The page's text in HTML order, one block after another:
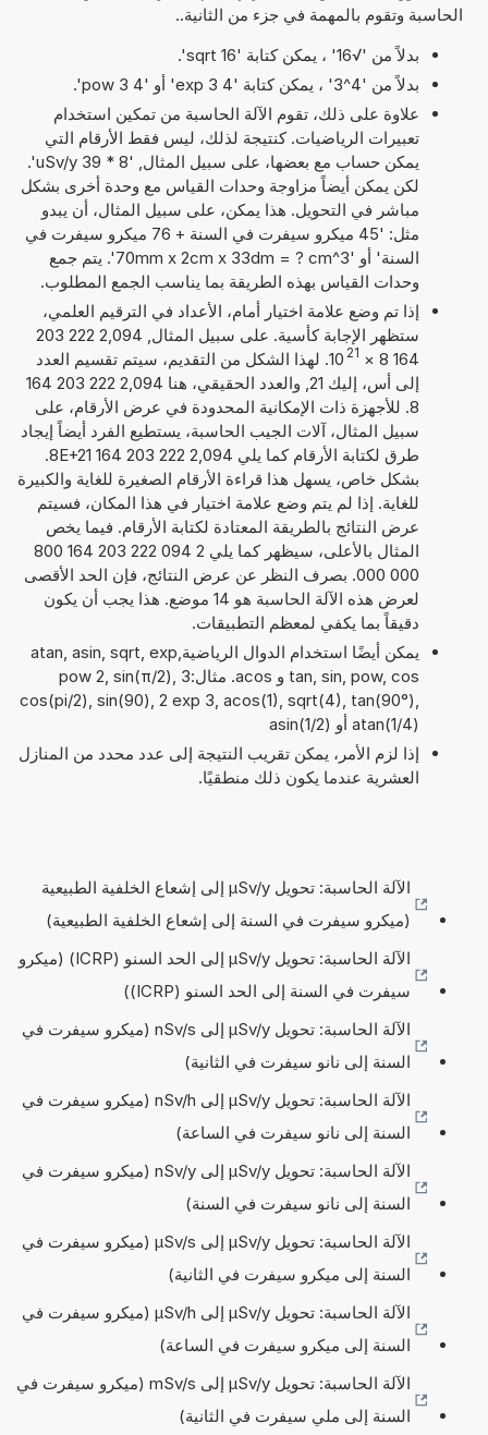
الحاسبة وتقوم بالمهمة في جزء من الثانية..
بدلاً من '√16' ، يمكن كتابة 'sqrt 16'.
بدلاً من '4^3' ، يمكن كتابة '4 exp 3' أو '4 pow 3'.
علاوة على ذلك، تقوم الآلة الحاسبة من تمكين استخدام
تعبيرات الرياضيات. كنتيجة لذلك، ليس فقط الأرقام التي
يمكن حساب مع بعضها، على سبيل المثال, '8 * 39 uSv/y'.
لكن يمكن أيضاً مزاوجة وحدات القياس مع وحدة أخرى بشكل
مباشر في التحويل. هذا يمكن، على سبيل المثال، أن يبدو
مثل: '45 ميكرو سيفرت في السنة + 76 ميكرو سيفرت في
السنة' أو '70mm x 2cm x 33dm = ? cm^3'. يتم جمع
وحدات القياس بهذه الطريقة بما يناسب الجمع المطلوب.
إذا تم وضع علامة اختيار أمام، الأعداد في الترقيم العلمي،
ستظهر الإجابة كأسية. على سبيل المثال, 2,094 222 203
164 8
×
10 21
. لهذا الشكل من التقديم، سيتم تقسيم العدد
إلى أس، إليك 21, والعدد الحقيقي، هنا 2,094 222 203 164
8. للأجهزة ذات الإمكانية المحدودة في عرض الأرقام، على
سبيل المثال، آلات الجيب الحاسبة، يستطيع الفرد أيضاً إيجاد
طرق لكتابة الأرقام كما يلي 2,094 222 203 164 8E+21.
بشكل خاص، يسهل هذا قراءة الأرقام الصغيرة للغاية والكبيرة
للغاية. إذا لم يتم وضع علامة اختيار في هذا المكان، فسيتم
عرض النتائج بالطريقة المعتادة لكتابة الأرقام. فيما يخص
المثال بالأعلى، سيظهر كما يلي 2 094 222 203 164 800
000 000. بصرف النظر عن عرض النتائج، فإن الحد الأقصى
لعرض هذه الآلة الحاسبة هو 14 موضع. هذا يجب أن يكون
دقيقاً بما يكفي لمعظم التطبيقات.
يمكن أيضًا استخدام الدوال الرياضيةatan, asin, sqrt, exp,
tan, sin, pow, cos و acos. مثال:3 pow 2, sin(π/2),
cos(pi/2), sin(90), 2 exp 3, acos(1), sqrt(4), tan(90°),
atan(1/4) أو asin(1/2)
إذا لزم الأمر، يمكن تقريب النتيجة إلى عدد محدد من المنازل
العشرية عندما يكون ذلك منطقيًا.
الآلة الحاسبة: تحويل µSv/y إلى إشعاع الخلفية الطبيعية
(ميكرو سيفرت في السنة إلى إشعاع الخلفية الطبيعية)
الآلة الحاسبة: تحويل µSv/y إلى الحد السنو (ICRP) (ميكرو
سيفرت في السنة إلى الحد السنو (ICRP))
الآلة الحاسبة: تحويل µSv/y إلى nSv/s (ميكرو سيفرت في
السنة إلى نانو سيفرت في الثانية)
الآلة الحاسبة: تحويل µSv/y إلى nSv/h (ميكرو سيفرت في
السنة إلى نانو سيفرت في الساعة)
الآلة الحاسبة: تحويل µSv/y إلى nSv/y (ميكرو سيفرت في
السنة إلى نانو سيفرت في السنة)
الآلة الحاسبة: تحويل µSv/y إلى µSv/s (ميكرو سيفرت في
السنة إلى ميكرو سيفرت في الثانية)
الآلة الحاسبة: تحويل µSv/y إلى µSv/h (ميكرو سيفرت في
السنة إلى ميكرو سيفرت في الساعة)
الآلة الحاسبة: تحويل µSv/y إلى mSv/s (ميكرو سيفرت في
السنة إلى ملي سيفرت في الثانية)